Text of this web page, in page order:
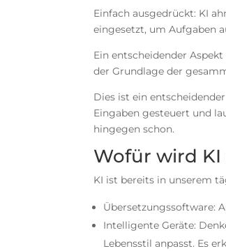
Einfach ausgedrückt: KI
eingesetzt, um Aufgaben
Ein entscheidender
der Grundlage der
Dies ist ein
Eingaben gesteuert und
hingegen schon.
Wofür wird
KI ist bereits in unserem
Übersetzungssoftware:
Intelligente Geräte:
Lebensstil anpasst. Es